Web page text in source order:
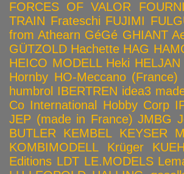
FORCES OF VALOR
TRAIN Frateschi FUJIMI
from Athearn GéGé GHIANT
GÜTZOLD Hachette HAG
HEICO MODELL Heki HELJAN
Hornby HO-Meccano (France)
humbrol IBERTREN idea3
Co International Hobby Corp
JEP (made in France) JMBG
BUTLER
KEMBEL KEYSER
KOMBIMODELL
Krüger
Editions LDT LE.MODELS